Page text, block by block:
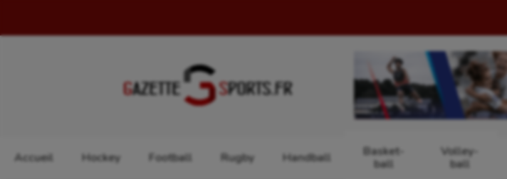
Accueil Hockey Football Rugby Handball
Basket-
ball
Volley-
ball